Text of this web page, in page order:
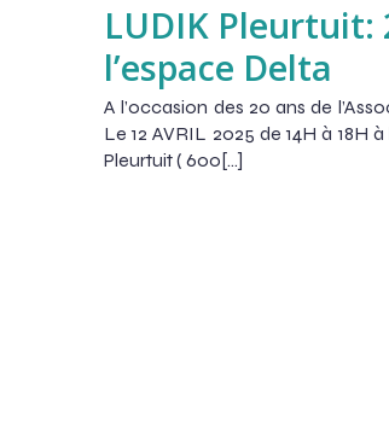
LUDIK Pleurtuit:
l’espace Delta
A l’occasion des 20 ans de
Le 12 AVRIL 2025 de 14H à 18H
Pleurtuit ( 600[…]